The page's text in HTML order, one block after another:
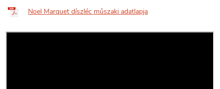
Noel Marquet díszléc műszaki adatlapja